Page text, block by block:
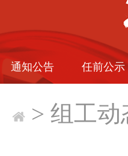
通知公告 任前公示
> 组工动